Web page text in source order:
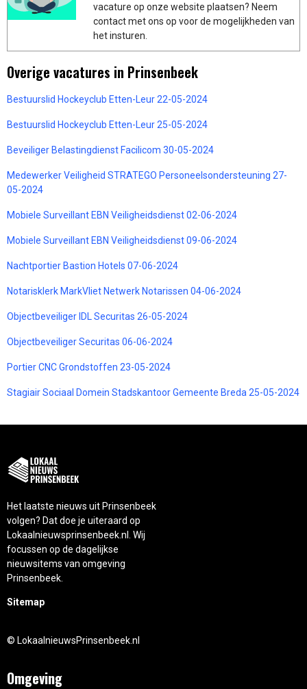
vacature op onze website plaatsen? Neem
contact met ons op voor de mogelijkheden van
het insturen.
Overige vacatures in Prinsenbeek
Bestuurslid Hockeyclub Etten-Leur 22-05-2024
Bestuurslid Hockeyclub Etten-Leur 25-05-2024
Beveiliger Belastingdienst Facilicom 30-05-2024
Medewerker Veiligheid STRATEGO Personeelsondersteuning 27-
05-2024
Mobiele Surveillant EBN Veiligheidsdienst 02-06-2024
Mobiele Surveillant EBN Veiligheidsdienst 09-06-2024
Nachtportier Bastion Hotels 07-06-2024
Notarisklerk MarkVliet Netwerk Notarissen 04-06-2024
Objectbeveiliger IDL Securitas 26-05-2024
Objectbeveiliger Securitas 06-06-2024
Portier CNC Grondstoffen 23-05-2024
Stagiair Sociaal Domein Stadskantoor Gemeente Breda 25-05-2024
Het laatste nieuws uit Prinsenbeek
volgen? Dat doe je uiteraard op
Lokaalnieuwsprinsenbeek.nl. Wij
focussen op de dagelijkse
nieuwsitems van omgeving
Prinsenbeek.
Sitemap
© LokaalnieuwsPrinsenbeek.nl
Omgeving